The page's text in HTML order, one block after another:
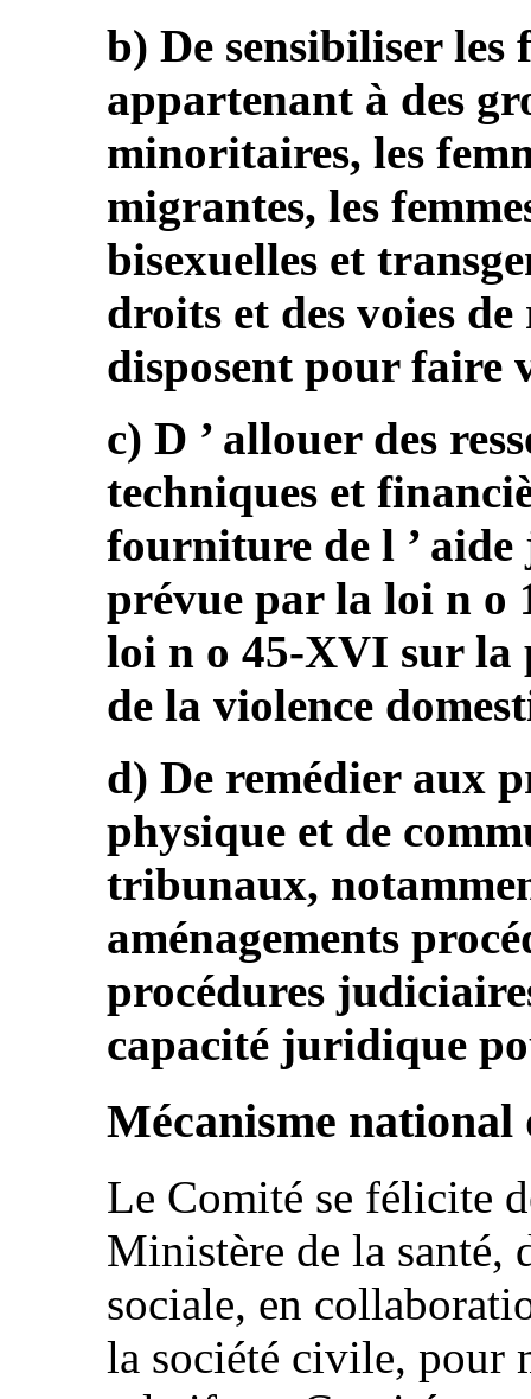
b) De sensibiliser les
appartenant à des
minoritaires, les
migrantes, les
bisexuelles et
droits et des voies
disposent pour faire
c) D ’ allouer des
techniques et
fourniture de l ’
prévue par la loi n o
loi n o 45-XVI sur la
de la violence
d) De remédier aux
physique et de
tribunaux,
aménagements
procédures
capacité juridique
Mécanisme national
Le Comité se félicite
Ministère de la santé,
sociale, en
la société civile, pour